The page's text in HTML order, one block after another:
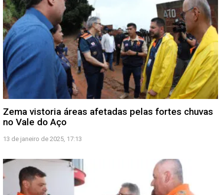
Zema vistoria áreas afetadas pelas fortes chuvas
no Vale do Aço
13 de janeiro de 2025, 17:13